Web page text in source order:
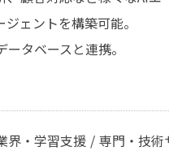
ェントを構築可能。
タベースと連携。
界・学習支援 専門・技術